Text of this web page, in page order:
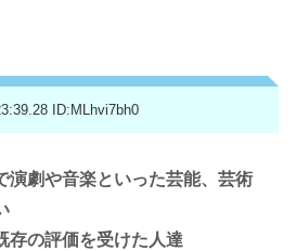
ID:MLhvi7bh0
演劇や音楽といった芸能、芸術
存の評価を受けた人達